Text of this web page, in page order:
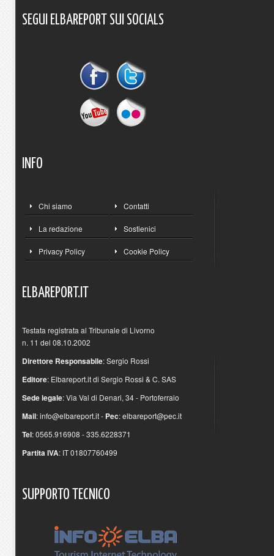
SEGUI ELBAREPORT SUI SOCIALS
INFO
Chi siamo Contatti
La redazione Sostienici
Privacy Policy Cookie Policy
ELBAREPORT.IT
Testata registrata al Tribunale di Livorno
n. 11 del 08.10.2002
Direttore Responsabile: Sergio Rossi
Editore: Elbareport.it di Sergio Rossi & C. SAS
Sede legale: Via Val di Denari, 34 - Portoferraio
Mail:info@elbareport.it- Pec:elbareport@pec.it
Tel: 0565.916908 - 335.6228371
Partita IVA: IT 01807760499
SUPPORTO TECNICO